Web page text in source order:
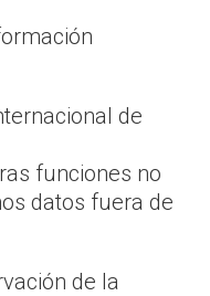
de
funciones no
datos fuera de
de la